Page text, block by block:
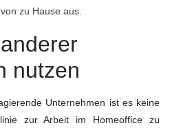
zu Hause aus.
nutzen
Unternehmen ist es keine
zur Arbeit im Homeoffice zu